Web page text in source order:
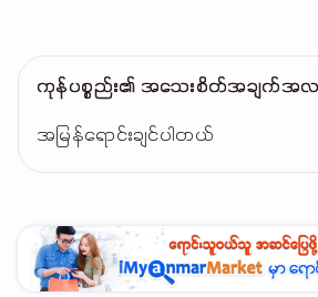
ကုန်ပစ္စည်း၏ အသေးစိတ်အချက်အလ
အမြန်ရောင်းချင်ပါတယ်